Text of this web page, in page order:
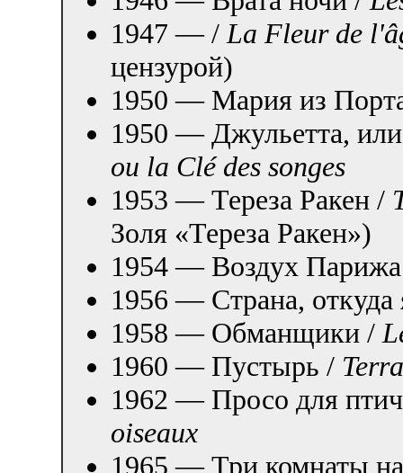
1947 — /La Fleur de
цензурой)
1950 — Мария из
1950 — Джульетта,
ou la Clé des songes
1953 — Тереза Ракен /
Золя «Тереза Ракен»)
1954 — Воздух
1956 — Страна,
1958 — Обманщики /
1960 — Пустырь /
1962 — Просо для
oiseaux
1965 — Три комнаты